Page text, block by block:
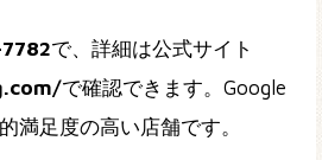
で、詳細は公式サイト
で確認できます。Google
満足度の高い店舗です。